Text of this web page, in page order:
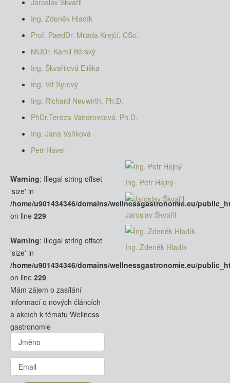
Ing. Zdeněk Hladík
Prof. PaedDr. Milada Krejčí, CSc.
MUDr. Kamil Běrský
Ing. Škvařilová Eliška
Ing. Vít Syrový
Ing. Richard Neuwirth, Ph.D.
PhDr.Tereza Vandrovcová, Ph.D.
Ing. Jana Vaňková
Petr Havel
Warning: Illegal string offset
'size' in
/home/u901434346/domains/wellnessgastronomie.eu/
on line 229
Warning: Illegal string offset
'size' in
/home/u901434346/domains/wellnessgastronomie.eu/
on line 229
Mám zájem o zasílání
informací o nových článcích
a akcích k tématu Wellness
gastronomie
Ing. Petr Hajný
Jaroslav Škvařil
Ing. Zdeněk Hladík